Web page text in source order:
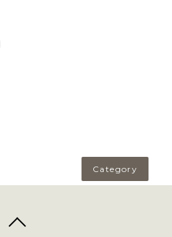
Category
top